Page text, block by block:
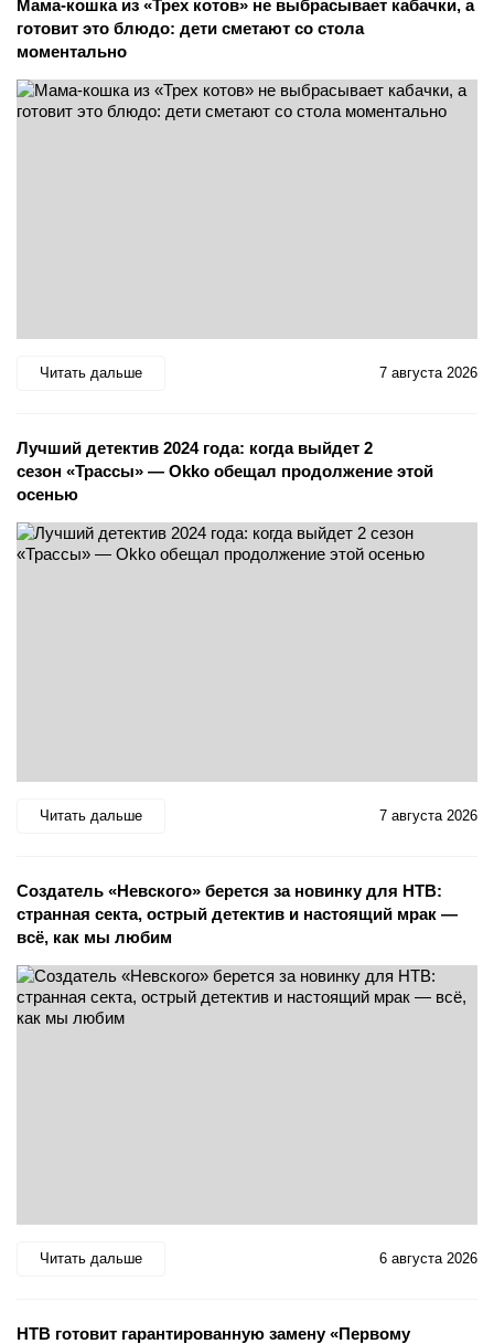
Мама-кошка из «Трех котов» не выбрасывает кабачки, а
готовит это блюдо: дети сметают со стола
моментально
Читать дальше 7 августа 2026
Лучший детектив 2024 года: когда выйдет 2
сезон «Трассы» — Okko обещал продолжение этой
осенью
Читать дальше 7 августа 2026
Создатель «Невского» берется за новинку для НТВ:
странная секта, острый детектив и настоящий мрак —
всё, как мы любим
Читать дальше 6 августа 2026
НТВ готовит гарантированную замену «Первому